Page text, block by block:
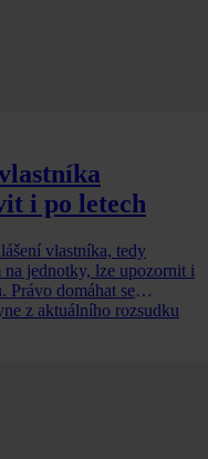
i po letech
vlastníka, tedy
jednotky, lze upozornit i
Právo domáhat se
z aktuálního rozsudku